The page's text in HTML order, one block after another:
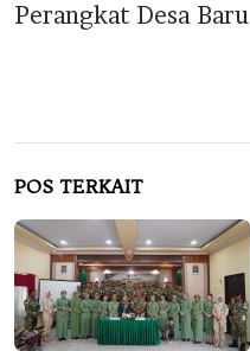
Perangkat Desa Baru
POS TERKAIT